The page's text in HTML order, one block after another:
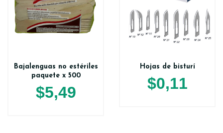
Bajalenguas no estériles
paquete x 500
$5,49
Hojas de bisturí
$0,11